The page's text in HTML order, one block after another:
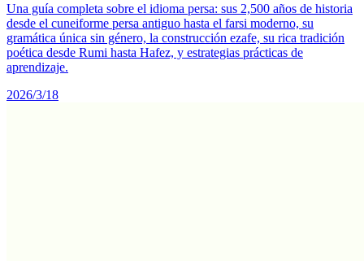
Una guía completa sobre el idioma persa: sus 2,500 años de historia
desde el cuneiforme persa antiguo hasta el farsi moderno, su
gramática única sin género, la construcción ezafe, su rica tradición
poética desde Rumi hasta Hafez, y estrategias prácticas de
aprendizaje.
2026/3/18